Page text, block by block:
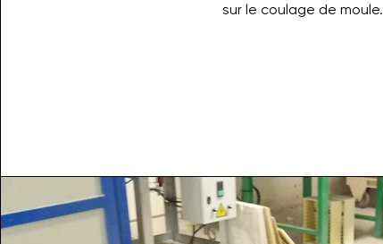
sur le coulage de moule.